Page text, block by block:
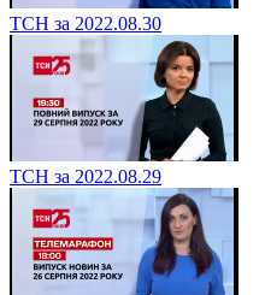
ТСН за 2022.08.30
ТСН за 2022.08.29